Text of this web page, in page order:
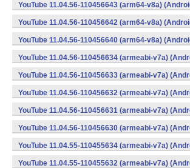
YouTube 11.04.56-110456643 (arm64-v8a)
YouTube 11.04.56-110456642 (arm64-v8a)
YouTube 11.04.56-110456640 (arm64-v8a)
YouTube 11.04.56-110456634 (armeabi-v7a)
YouTube 11.04.56-110456633 (armeabi-v7a)
YouTube 11.04.56-110456632 (armeabi-v7a)
YouTube 11.04.56-110456631 (armeabi-v7a)
YouTube 11.04.56-110456630 (armeabi-v7a)
YouTube 11.04.55-110455634 (armeabi-v7a)
YouTube 11.04.55-110455632 (armeabi-v7a)